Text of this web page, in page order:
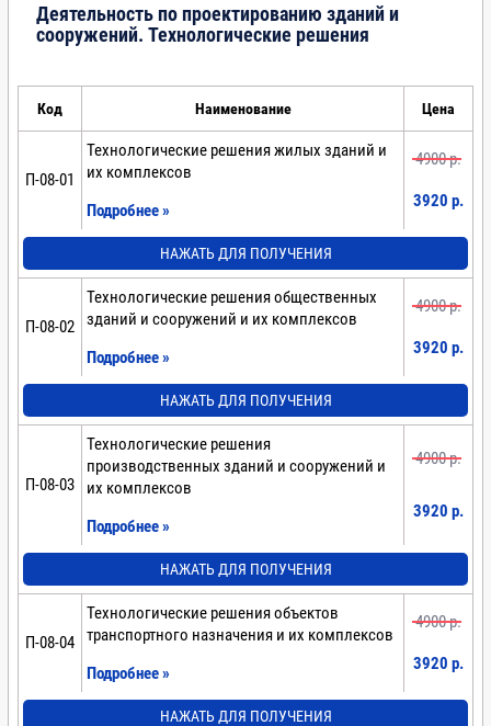
Деятельность по проектированию зданий и
сооружений. Технологические решения
Код Наименование Цена
П-08-01
Технологические решения жилых зданий и
их комплексов
Подробнее »
4900 p.
3920 p.
НАЖАТЬ ДЛЯ ПОЛУЧЕНИЯ
П-08-02
Технологические решения общественных
зданий и сооружений и их комплексов
Подробнее »
4900 p.
3920 p.
НАЖАТЬ ДЛЯ ПОЛУЧЕНИЯ
П-08-03
Технологические решения
производственных зданий и сооружений и
их комплексов
Подробнее »
4900 p.
3920 p.
НАЖАТЬ ДЛЯ ПОЛУЧЕНИЯ
П-08-04
Технологические решения объектов
транспортного назначения и их комплексов
Подробнее »
4900 p.
3920 p.
НАЖАТЬ ДЛЯ ПОЛУЧЕНИЯ